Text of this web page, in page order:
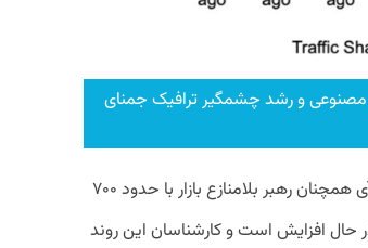
و رشد چشمگیر ترافیک جمنای
با وجود این کاهش، محصول اصلی شرکت اوپن‌ای‌آی همچنان رهبر بلامنازع بازار با حدود ۷۰۰
در حال افزایش است و کارشناسان این روند